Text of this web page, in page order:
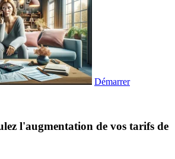
Démarrer
l'augmentation de vos tarifs de